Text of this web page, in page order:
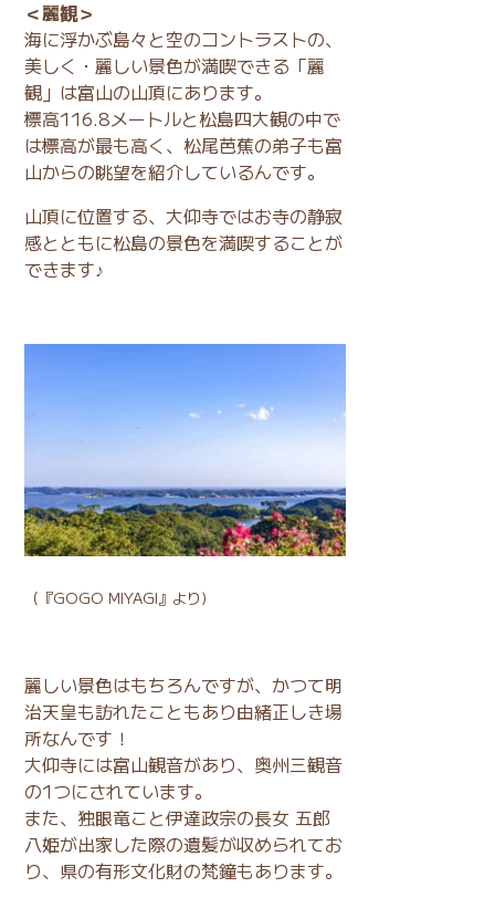
＜麗観＞
海に浮かぶ島々と空のコントラストの、
美しく・麗しい景色が満喫できる「麗
観」は富山の山頂にあります。
標高116.8メートルと松島四大観の中で
は標高が最も高く、松尾芭蕉の弟子も富
山からの眺望を紹介しているんです。
山頂に位置する、大仰寺ではお寺の静寂
感とともに松島の景色を満喫することが
できます♪
（ 『GOGO MIYAGI』 より)
麗しい景色はもちろんですが、かつて明
治天皇も訪れたこともあり由緒正しき場
所なんです！
大仰寺には富山観音があり、奥州三観音
の1つにされています。
また、独眼竜こと伊達政宗の長女 五郎
八姫が出家した際の遺髪が収められてお
り、県の有形文化財の梵鐘もあります。